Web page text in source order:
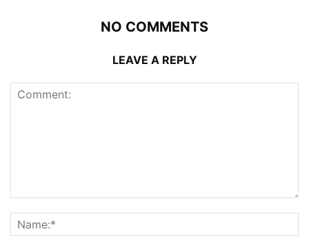
NO COMMENTS
LEAVE A REPLY